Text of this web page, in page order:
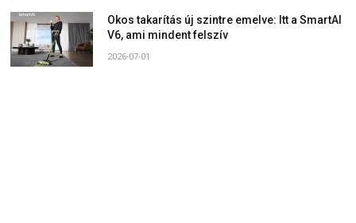
Okos takarítás új szintre emelve: Itt a SmartAI
V6, ami mindent felszív
2026-07-01